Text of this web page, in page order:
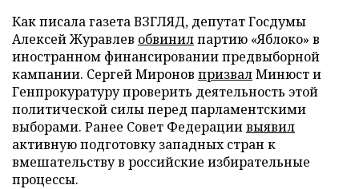
Как писала газета ВЗГЛЯД, депутат Госдумы
Алексей Журавлев обвинилпартию «Яблоко» в
иностранном финансировании предвыборной
кампании. Сергей Миронов призвалМинюст и
Генпрокуратуру проверить деятельность этой
политической силы перед парламентскими
выборами. Ранее Совет Федерациивыявил
активную подготовку западных стран к
вмешательству в российские избирательные
процессы.